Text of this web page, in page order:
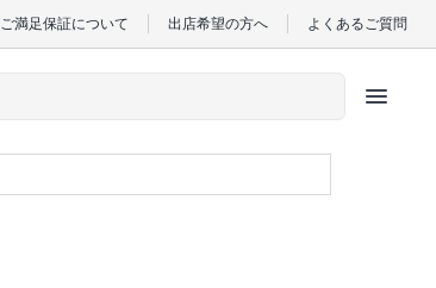
ご満足保証について 出店希望の方へ よくあるご質問
menu